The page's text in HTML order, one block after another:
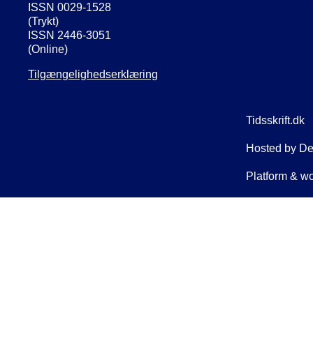
ISSN 0029-1528
(Trykt)
ISSN 2446-3051
(Online)
Tilgængelighedserklæring